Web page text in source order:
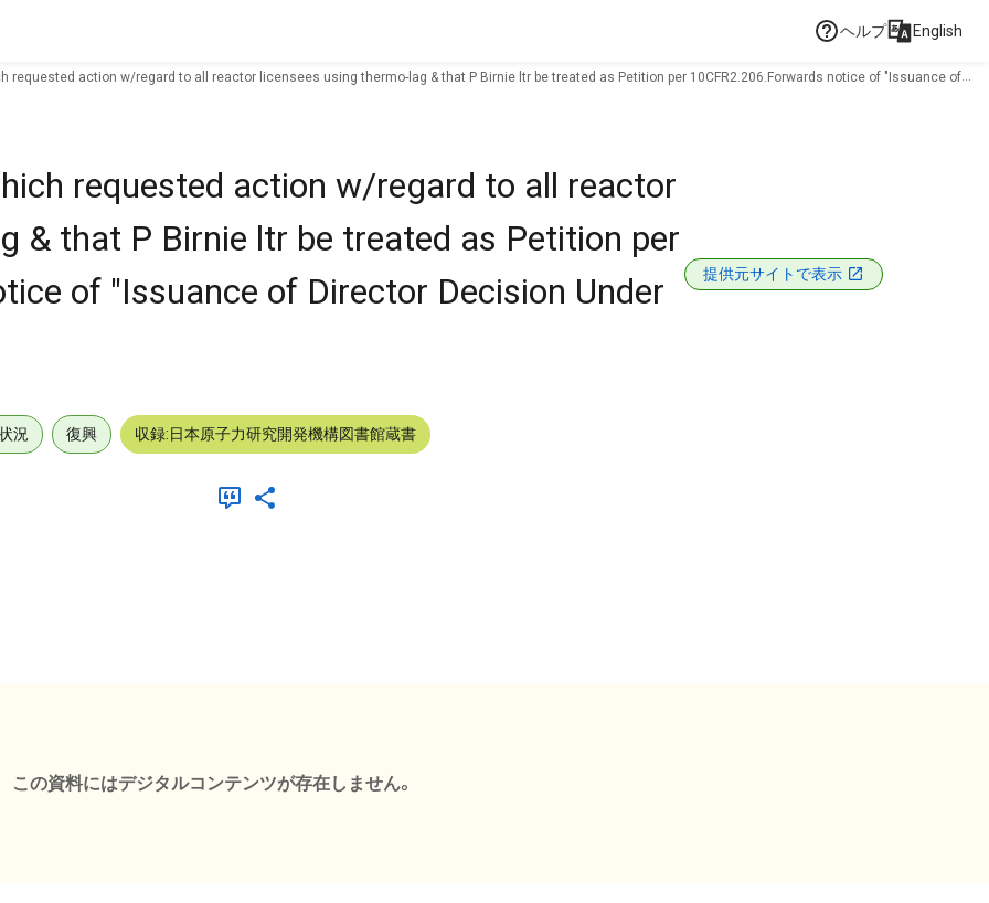
ヘルプ English
requested action w/regard to all reactor licensees using thermo-lag & that P Birnie ltr be treated as Petition per 10CFR2.206.Forwards notice of "Issuance of
requested action w/regard to all reactor
& that P Birnie ltr be treated as Petition per
of "Issuance of Director Decision Under
提供元サイトで表示
況 復興 収録:日本原子力研究開発機構図書館蔵書
この資料にはデジタルコンテンツが存在しません。